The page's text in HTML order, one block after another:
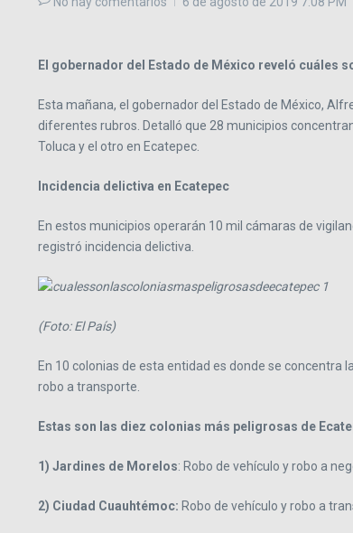
El gobernador del Estado de México reveló cuáles
Esta mañana, el gobernador del Estado de México,
diferentes rubros. Detalló que 28 municipios
Toluca y el otro en Ecatepec.
Incidencia delictiva en Ecatepec
En estos municipios operarán 10 mil cámaras de
registró incidencia delictiva.
(Foto: El País)
En 10 colonias de esta entidad es donde se
robo a transporte.
Estas son las diez colonias más peligrosas de
1) Jardines de Morelos: Robo de vehículo y robo a
2) Ciudad Cuauhtémoc: Robo de vehículo y robo a